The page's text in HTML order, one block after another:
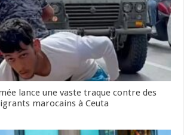
lance une vaste traque contre des
marocains à Ceuta